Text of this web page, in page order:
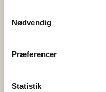
Nødvendig
Præferencer
Statistik
Facebook
Rss